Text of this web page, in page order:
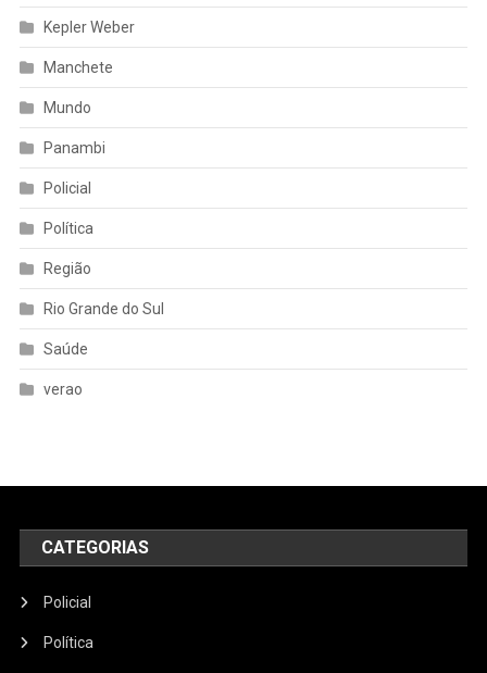
Kepler Weber
Manchete
Mundo
Panambi
Policial
Política
Região
Rio Grande do Sul
Saúde
verao
CATEGORIAS
Policial
Política